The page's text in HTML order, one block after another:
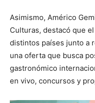
Asimismo, Américo
Culturas, destacó que
distintos países junto a
una oferta que busca
gastronómico
en vivo, concursos y